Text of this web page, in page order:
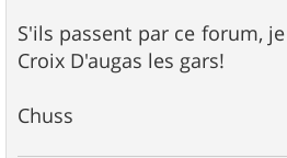
S'ils passent par ce forum,
Croix D'augas les gars!
Chuss